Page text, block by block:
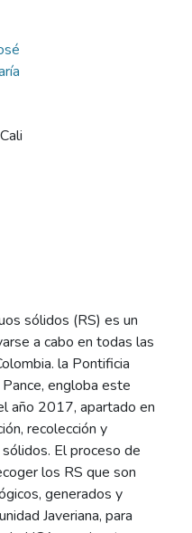
sólidos (RS) es un
a cabo en todas las
la Pontificia
engloba este
año 2017, apartado en
recolección y
El proceso de
los RS que son
generados y
Javeriana, para